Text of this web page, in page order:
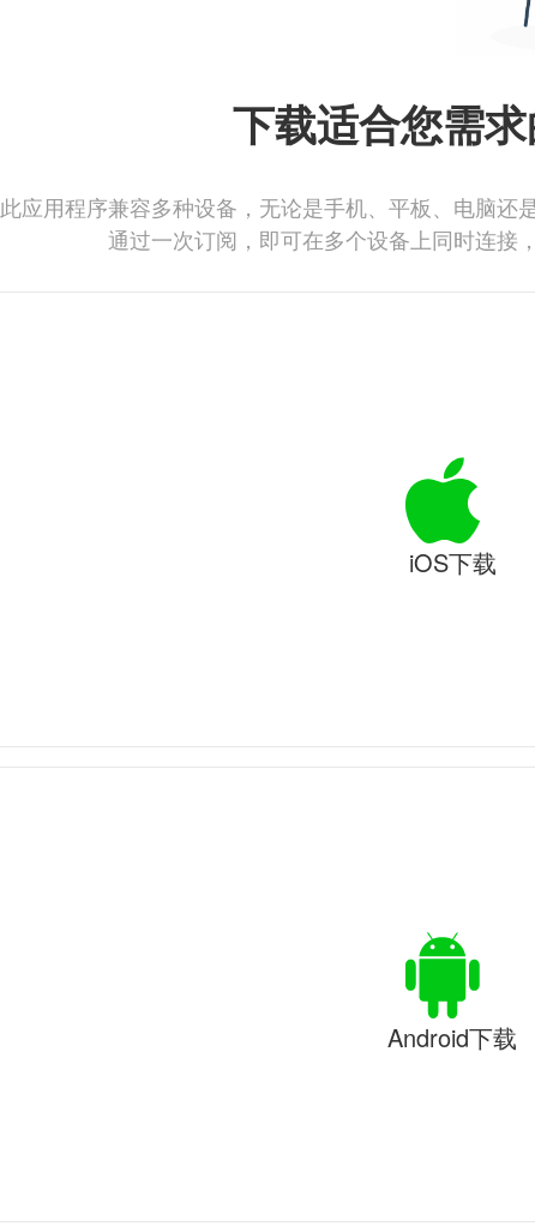
下载适合您需
此应用程序兼容多种设备，无论是手机、平板、电脑还
通过一次订阅，即可在多个设备上同时连接
iOS下载
Android下载